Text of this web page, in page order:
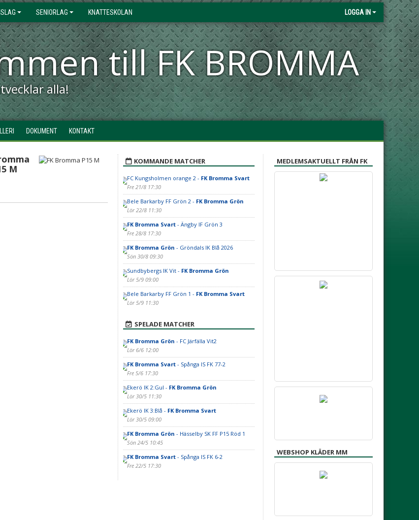
SENIORLAG KNATTESKOLAN LOGGA IN
till FK BROMMA
alla!
DOKUMENT KONTAKT
M
KOMMANDE MATCHER
FC Kungsholmen orange 2 - FK Bromma Svart
Fre 21/8 17:30
Bele Barkarby FF Grön 2 - FK Bromma Grön
Lör 22/8 11:30
FK Bromma Svart- Ängby IF Grön 3
Fre 28/8 17:30
FK Bromma Grön - Gröndals IK Blå 2026
Sön 30/8 09:30
Sundbybergs IK Vit - FK Bromma Grön
Lör 5/9 09:00
Bele Barkarby FF Grön 1 - FK Bromma Svart
Lör 5/9 11:30
SPELADE MATCHER
FK Bromma Grön - FC Järfälla Vit2
Lör 6/6 12:00
FK Bromma Svart- Spånga IS FK 77-2
Fre 5/6 17:30
Ekerö IK 2:Gul - FK Bromma Grön
Lör 30/5 11:30
Ekerö IK 3:Blå - FK Bromma Svart
Lör 30/5 09:00
FK Bromma Grön - Hässelby SK FF P15 Röd 1
Sön 24/5 10:45
FK Bromma Svart- Spånga IS FK 6-2
Fre 22/5 17:30
MEDLEMSAKTUELLT FRÅN FK
WEBSHOP KLÄDER MM